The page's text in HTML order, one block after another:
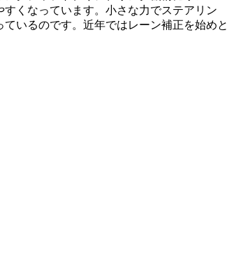
くなっています。小さな力でステアリン
いるのです。近年ではレーン補正を始めと